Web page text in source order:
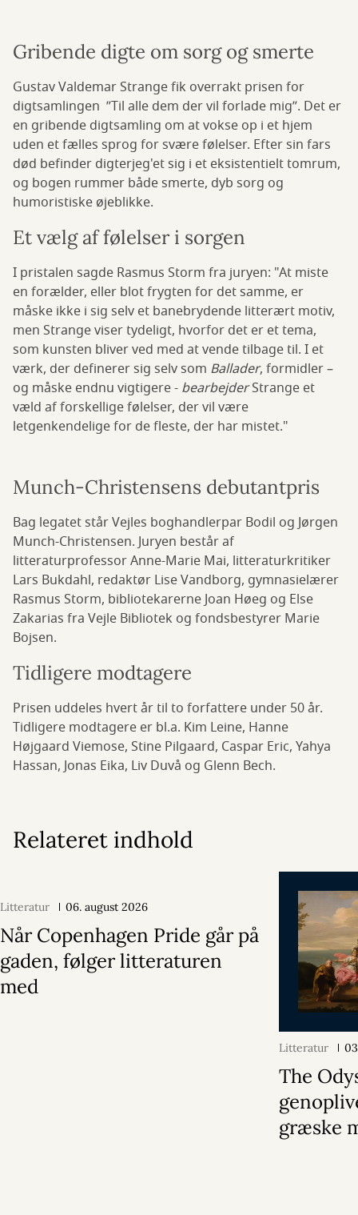
Gribende digte om sorg og smerte
Gustav Valdemar Strange fik overrakt prisen for
digtsamlingen ”Til alle dem der vil forlade mig”. Det er
en gribende digtsamling om at vokse op i et hjem
uden et fælles sprog for svære følelser. Efter sin fars
død befinder digterjeg'et sig i et eksistentielt tomrum,
og bogen rummer både smerte, dyb sorg og
humoristiske øjeblikke.
Et vælg af følelser i sorgen
I pristalen sagde Rasmus Storm fra juryen: "At miste
en forælder, eller blot frygten for det samme, er
måske ikke i sig selv et banebrydende litterært motiv,
men Strange viser tydeligt, hvorfor det er et tema,
som kunsten bliver ved med at vende tilbage til. I et
værk, der definerer sig selv som Ballader, formidler –
og måske endnu vigtigere - bearbejderStrange et
væld af forskellige følelser, der vil være
letgenkendelige for de fleste, der har mistet."
Munch-Christensens debutantpris
Bag legatet står Vejles boghandlerpar Bodil og Jørgen
Munch-Christensen. Juryen består af
litteraturprofessor Anne-Marie Mai, litteraturkritiker
Lars Bukdahl, redaktør Lise Vandborg, gymnasielærer
Rasmus Storm, bibliotekarerne Joan Høeg og Else
Zakarias fra Vejle Bibliotek og fondsbestyrer Marie
Bojsen.
Tidligere modtagere
Prisen uddeles hvert år til to forfattere under 50 år.
Tidligere modtagere er bl.a. Kim Leine, Hanne
Højgaard Viemose, Stine Pilgaard, Caspar Eric, Yahya
Hassan, Jonas Eika, Liv Duvå og Glenn Bech.
Relateret indhold
Litteratur 06. august 2026
Når Copenhagen Pride går på
gaden, følger litteraturen
med
Litteratur
The
græske